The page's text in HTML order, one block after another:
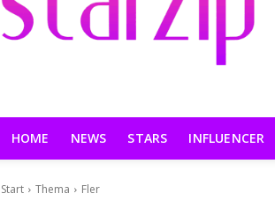
HOME NEWS STARS INFLUENCER
Start Thema Fler